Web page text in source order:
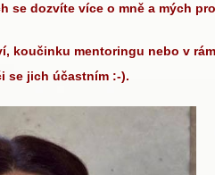
se dozvíte více o mně a mých
koučinku mentoringu nebo v
se jich účastním :-).